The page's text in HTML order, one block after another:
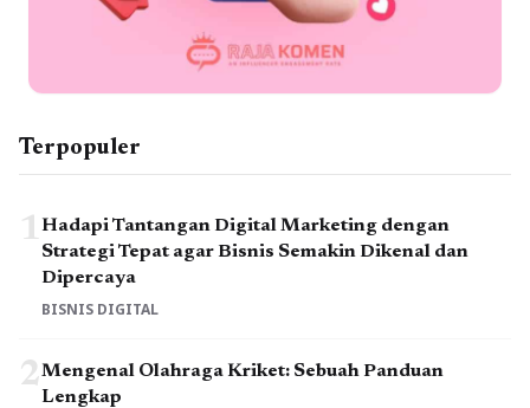
Terpopuler
1Hadapi Tantangan Digital Marketing dengan
Strategi Tepat agar Bisnis Semakin Dikenal dan
Dipercaya
BISNIS DIGITAL
2Mengenal Olahraga Kriket: Sebuah Panduan
Lengkap